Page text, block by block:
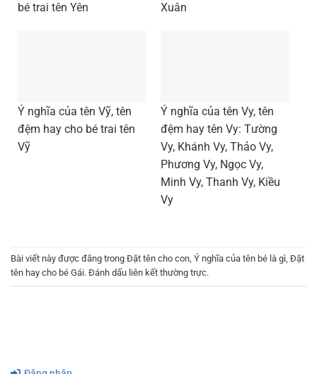
bé trai tên Yên
Xuân
Ý nghĩa của tên Vỹ, tên
đệm hay cho bé trai tên
Vỹ
Ý nghĩa của tên Vy, tên
đệm hay tên Vy: Tường
Vy, Khánh Vy, Thảo Vy,
Phương Vy, Ngọc Vy,
Minh Vy, Thanh Vy, Kiều
Vy
Bài viết này được đăng trong Đặt tên cho con, Ý nghĩa của tên bé là gì, Đặt
tên hay cho bé Gái. Đánh dấu liên kết thường trực.